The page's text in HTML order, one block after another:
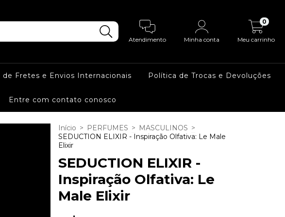
Atendimento Minha conta Meu carrinho
0
de Fretes e Envios Internacionais Política de Trocas e Devoluções
Entre com contato conosco
Início > PERFUMES > MASCULINOS >
SEDUCTION ELIXIR - Inspiração Olfativa: Le Male
Elixir
SEDUCTION ELIXIR -
Inspiração Olfativa: Le
Male Elixir